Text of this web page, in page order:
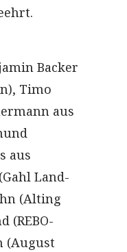
Backer
Timo
aus
aus
Land-
(Alting
(REBO-
(August